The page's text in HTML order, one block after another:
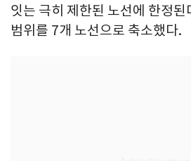
잇는 극히 제한된 노선에 한정
범위를 7개 노선으로 축소했다.